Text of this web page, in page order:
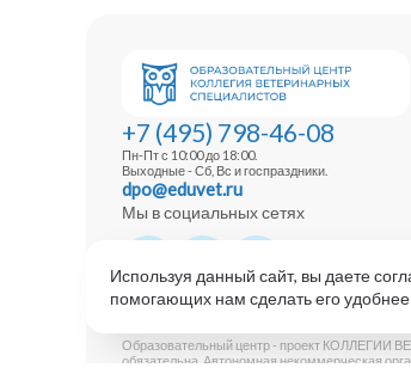
+7 (495) 798-46-08
Пн-Пт с 10:00 до 18:00.
Выходные - Сб, Вс и госпраздники.
dpo@eduvet.ru
Мы в социальных сетях
Образовательный центр - проект КОЛЛЕГИИ
обязательна. Автономная некоммерческая
Используя данный сайт, вы даете
помогающих нам сделать его удобнее